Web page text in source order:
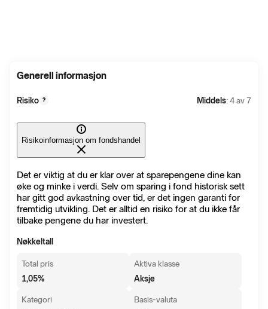
Generell informasjon
Risiko ? Middels: 4 av 7
Risikoinformasjon om fondshandel
Det er viktig at du er klar over at sparepengene dine kan
øke og minke i verdi. Selv om sparing i fond historisk sett
har gitt god avkastning over tid, er det ingen garanti for
fremtidig utvikling. Det er alltid en risiko for at du ikke får
tilbake pengene du har investert.
Nøkkeltall
Total pris
1,05%
Aktiva klasse
Aksje
Kategori
Basis-valuta